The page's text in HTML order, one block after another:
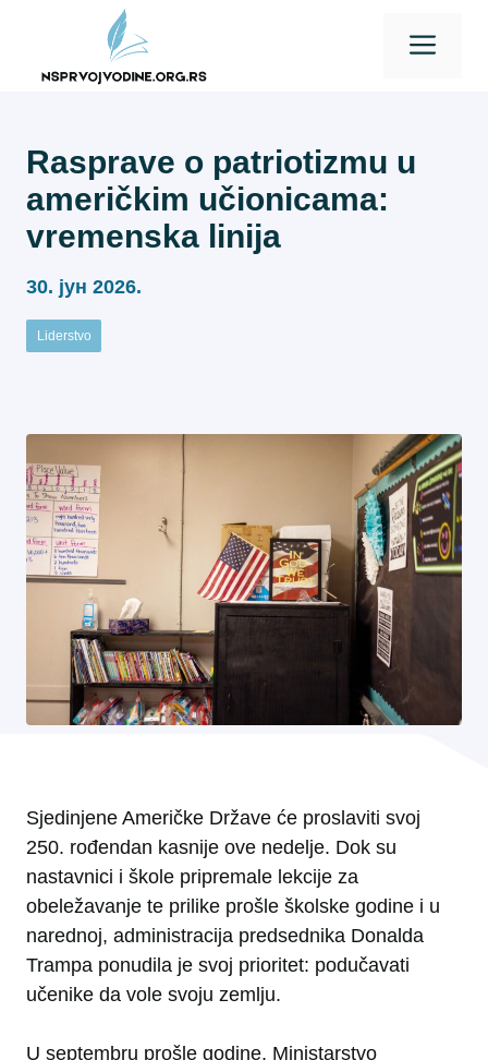
content
Rasprave o patriotizmu u
američkim učionicama:
vremenska linija
30. јун 2026.
Liderstvo
Sjedinjene Američke Države će proslaviti svoj
250. rođendan kasnije ove nedelje. Dok su
nastavnici i škole pripremale lekcije za
obeležavanje te prilike prošle školske godine i u
narednoj, administracija predsednika Donalda
Trampa ponudila je svoj prioritet: podučavati
učenike da vole svoju zemlju.
U septembru prošle godine, Ministarstvo